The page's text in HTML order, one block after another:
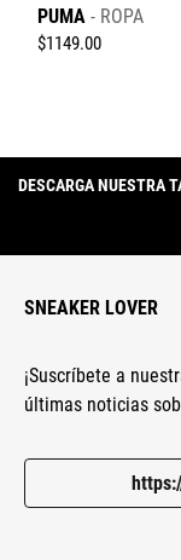
PUMA ROPA
$1149.00
DESCARGA NUESTRA
SNEAKER LOVER
¡Suscríbete a
últimas noticias